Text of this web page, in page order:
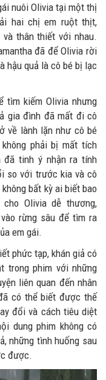
nuôi Olivia tại một thị
hai chị em ruột thịt,
và thân thiết với nhau.
đã để Olivia rời
hậu quả là cô bé bị lạc
tìm kiếm Olivia nhưng
gia đình đã mất đi cô
về lành lặn như cô bé
phải bị mất tích
đã tinh ý nhận ra tính
so với trước kia và cô
bất kỳ ai biết bao
Olivia dễ thương,
rừng sâu để tìm ra
em gái.
phức tạp, khán giả có
trong phim với những
liên quan đến nhân
có thể biết được thế
đổi và cách tiêu diệt
dung phim không có
những tình huống sau
được.